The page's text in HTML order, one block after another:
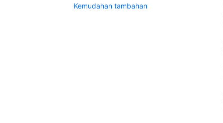
Kemudahan tambahan